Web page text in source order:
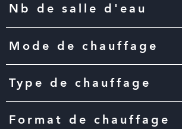
Nb de salle d'eau
Mode de chauffage
Type de chauffage
Format de chauffage